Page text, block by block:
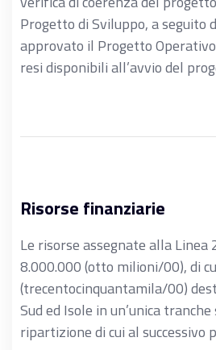
Progetto di Sviluppo, a seguito
approvato il Progetto
resi disponibili all’avvio del
Risorse finanziarie
Le risorse assegnate alla Linea
8.000.000 (otto milioni/00), di
(trecentocinquantamila/00)
Sud ed Isole in un’unica
ripartizione di cui al successivo